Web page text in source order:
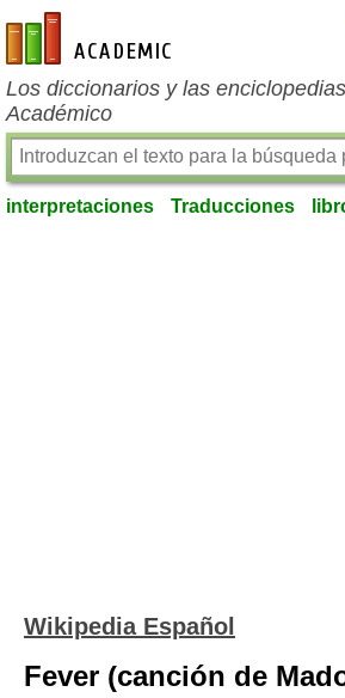
es-academic.com
Los diccionarios y las
Académico
interpretaciones Traducciones
Wikipedia Español
Fever (canción de